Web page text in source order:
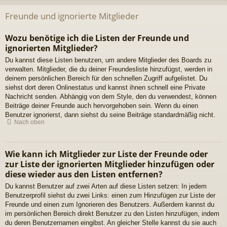
Freunde und ignorierte Mitglieder
Wozu benötige ich die Listen der Freunde und
ignorierten Mitglieder?
Du kannst diese Listen benutzen, um andere Mitglieder des Boards zu
verwalten. Mitglieder, die du deiner Freundesliste hinzufügst, werden in
deinem persönlichen Bereich für den schnellen Zugriff aufgelistet. Du
siehst dort deren Onlinestatus und kannst ihnen schnell eine Private
Nachricht senden. Abhängig von dem Style, den du verwendest, können
Beiträge deiner Freunde auch hervorgehoben sein. Wenn du einen
Benutzer ignorierst, dann siehst du seine Beiträge standardmäßig nicht.
Nach oben
Wie kann ich Mitglieder zur Liste der Freunde oder
zur Liste der ignorierten Mitglieder hinzufügen oder
diese wieder aus den Listen entfernen?
Du kannst Benutzer auf zwei Arten auf diese Listen setzen: In jedem
Benutzerprofil siehst du zwei Links: einen zum Hinzufügen zur Liste der
Freunde und einen zum Ignorieren des Benutzers. Außerdem kannst du
im persönlichen Bereich direkt Benutzer zu den Listen hinzufügen, indem
du deren Benutzernamen eingibst. An gleicher Stelle kannst du sie auch